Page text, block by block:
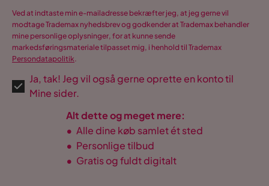
Ved at indtaste min e-mailadresse bekræfter jeg, at jeg gerne vil
modtage Trademax nyhedsbrev og godkender at Trademax behandler
mine personlige oplysninger, for at kunne sende
markedsføringsmateriale tilpasset mig, i henhold til Trademax
Persondatapolitik.
Ja, tak! Jeg vil også gerne oprette en konto til
Mine sider.
Alt dette og meget mere:
• Alle dine køb samlet ét sted
• Personlige tilbud
• Gratis og fuldt digitalt